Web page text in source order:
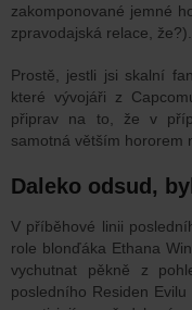
zakomponované jemné
zpravodajská relace, že?).
Prostě, jestli jsi skalní
které vývojáři z
připrav na to, že v
samotná větším hororem
Daleko odsud,
V příběhové linii
role blonďáka Ethana
vychutnat pěkně z
posledního Residen